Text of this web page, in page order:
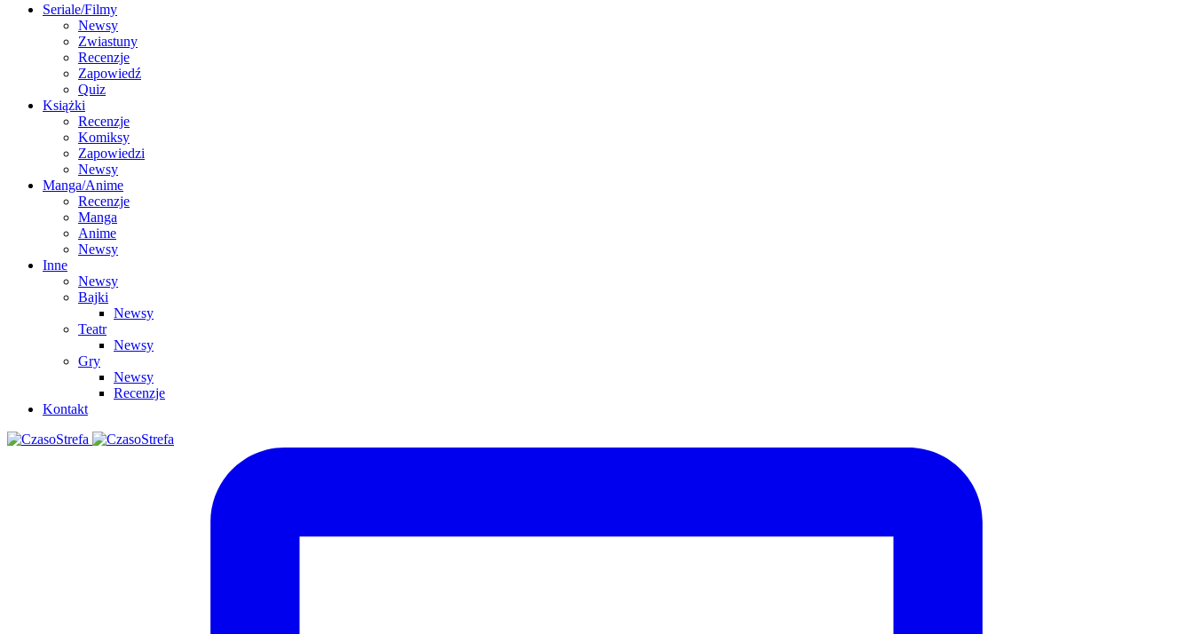
Seriale/Filmy
Newsy
Zwiastuny
Recenzje
Zapowiedź
Quiz
Książki
Recenzje
Komiksy
Zapowiedzi
Newsy
Manga/Anime
Recenzje
Manga
Anime
Newsy
Inne
Newsy
Bajki
Newsy
Teatr
Newsy
Gry
Newsy
Recenzje
Kontakt